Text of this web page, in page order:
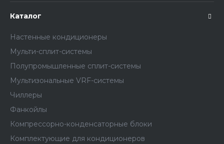
Каталог
Настенные кондиционеры
Мульти-сплит-системы
Полупромышленные сплит-системы
Мультизональные VRF-системы
Чиллеры
Фанкойлы
Компрессорно-конденсаторные блоки
Комплектующие для кондиционеров